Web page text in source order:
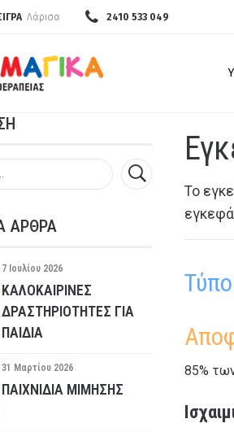
Λάρισα 2410 533 049
Το
85%
ΑΡΘΡΑ
7 Ιουλίου 2026
ΚΑΛΟΚΑΙΡΙΝΈΣ
ΔΡΑΣΤΗΡΙΌΤΗΤΕΣ ΓΙΑ
ΠΑΙΔΙΆ
31 Μαρτίου 2026
ΠΑΙΧΝΊΔΙΑ ΜΊΜΗΣΗΣ